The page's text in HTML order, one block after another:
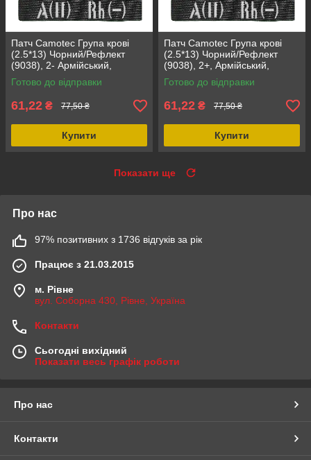
Патч Camotec Група крові
(2.5*13) Чорний/Рефлект
(9038), 2- Армійський,
Мілітарі, Кордура, Військова
форма
Готово до відправки
61,22 ₴ 77,50 ₴
Купити
Патч Camotec Група крові
(2.5*13) Чорний/Рефлект
(9038), 2+, Армійський,
Мілітарі, ЗСУ, Кордура
Готово до відправки
61,22 ₴ 77,50 ₴
Купити
Показати ще
Про нас
97% позитивних з 1736 відгуків за рік
Працює з 21.03.2015
м. Рівне
вул. Соборна 430, Рівне, Україна
Контакти
Сьогодні вихідний
Показати весь графік роботи
Про нас
Контакти